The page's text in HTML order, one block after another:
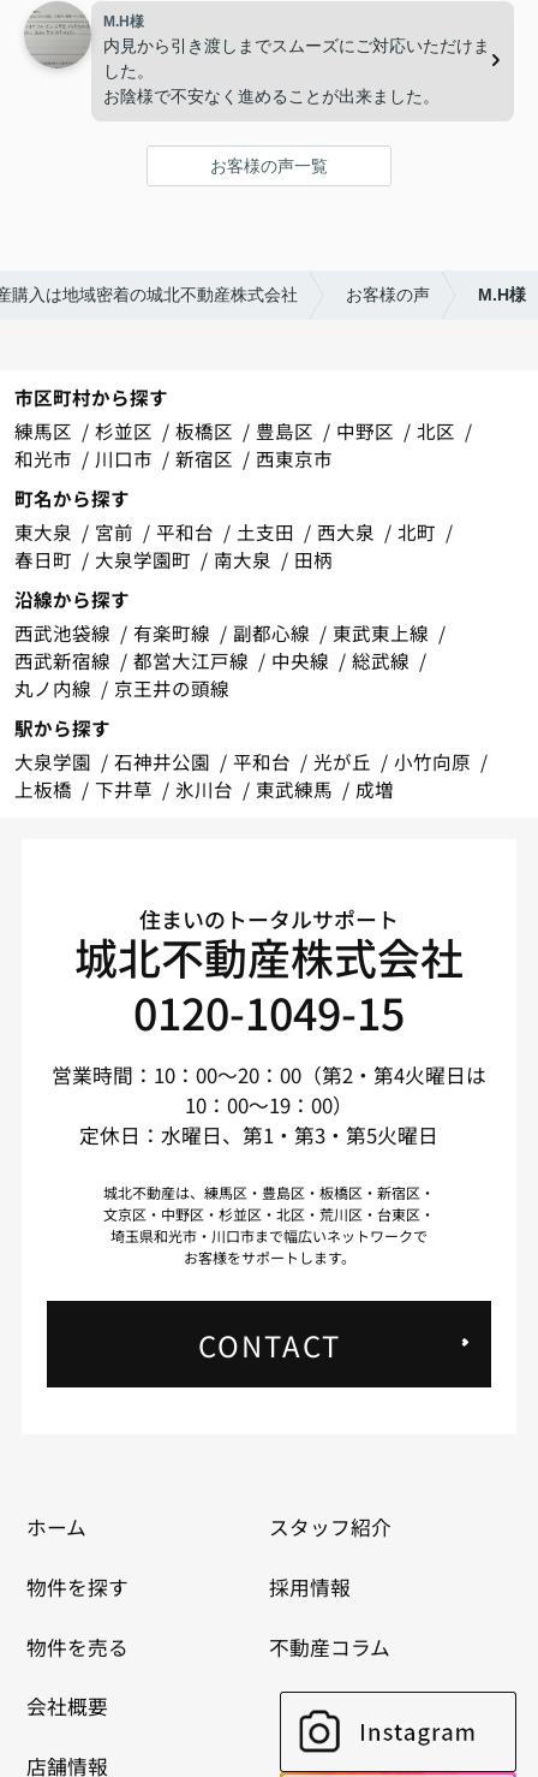
M.H様
内見から引き渡しまでスムーズにご対応いただけま
した。
お陰様で不安なく進めることが出来ました。
お客様の声一覧
購入は地域密着の城北不動産株式会社 お客様の声 M.H様
市区町村から探す
練馬区
杉並区 板橋区 豊島区 中野区
北区
和光市
川口市 新宿区
西東京市
町名から探す
東大泉
宮前 平和台 土支田 西大泉
北町
春日町
大泉学園町 南大泉
田柄
沿線から探す
西武池袋線
有楽町線 副都心線
東武東上線
西武新宿線
都営大江戸線 中央線
総武線
丸ノ内線
京王井の頭線
駅から探す
大泉学園
石神井公園 平和台 光が丘
小竹向原
上板橋
下井草 氷川台 東武練馬 成増
住まいのトータルサポート
城北不動産株式会社
0120-1049-15
営業時間：10：00～20：00（第2・第4火曜日は
10：00～19：00）
定休日：水曜日、第1・第3・第5火曜日
城北不動産は、練馬区・豊島区・板橋区・新宿区・
文京区・中野区・杉並区・北区・荒川区・台東区・
埼玉県和光市・川口市まで幅広いネットワークで
お客様をサポートします。
CONTACT
ホーム
物件を探す
物件を売る
会社概要
店舗情報
スタッフ紹介
採用情報
不動産コラム